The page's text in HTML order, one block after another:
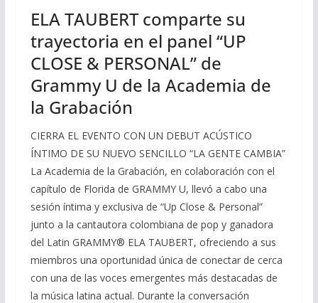
ELA TAUBERT comparte su
trayectoria en el panel “UP
CLOSE & PERSONAL” de
Grammy U de la Academia de
la Grabación
CIERRA EL EVENTO CON UN DEBUT ACÚSTICO
ÍNTIMO DE SU NUEVO SENCILLO “LA GENTE CAMBIA”
La Academia de la Grabación, en colaboración con el
capítulo de Florida de GRAMMY U, llevó a cabo una
sesión íntima y exclusiva de “Up Close & Personal”
junto a la cantautora colombiana de pop y ganadora
del Latin GRAMMY® ELA TAUBERT, ofreciendo a sus
miembros una oportunidad única de conectar de cerca
con una de las voces emergentes más destacadas de
la música latina actual. Durante la conversación